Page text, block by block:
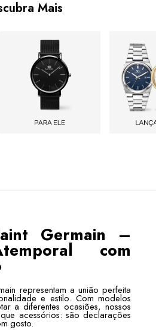
Mais
Germain –
com
representam a união perfeita
e estilo. Com modelos
a diferentes ocasiões, nossos
acessórios: são declarações
gosto.